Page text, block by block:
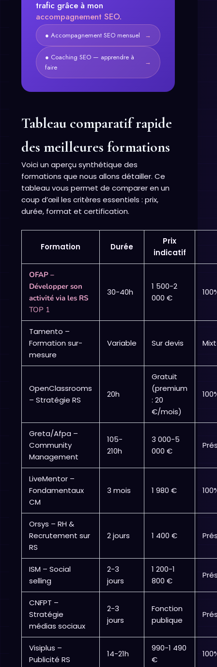
trafic grâce à mon
accompagnement SEO.
● Accompagnement SEO mensuel →
● Coaching SEO — apprendre à
faire
→
Tableau comparatif rapide
des meilleures formations
Voici un aperçu synthétique des
formations que nous allons détailler. Ce
tableau vous permet de comparer en un
coup d’œil les critères essentiels : prix,
durée, format et certification.
Formation Durée
Prix
indicatif
OFAP –
Développer son
activité via les RS
TOP 1
30-40h
1 500-2
000 €
Tamento –
Formation sur-
mesure
Variable Sur devis
OpenClassrooms
– Stratégie RS
20h
Gratuit
(premium
: 20
€/mois)
Greta/Afpa –
Community
Management
105-
210h
3 000-5
000 €
LiveMentor –
Fondamentaux
CM
3 mois 1 980 €
Orsys – RH &
Recrutement sur
RS
2 jours 1 400 €
ISM – Social
selling
2-3
jours
1 200-1
800 €
CNFPT –
Stratégie
médias sociaux
2-3
jours
Fonction
publique
Visiplus –
Publicité RS
14-21h
990-1 490
€